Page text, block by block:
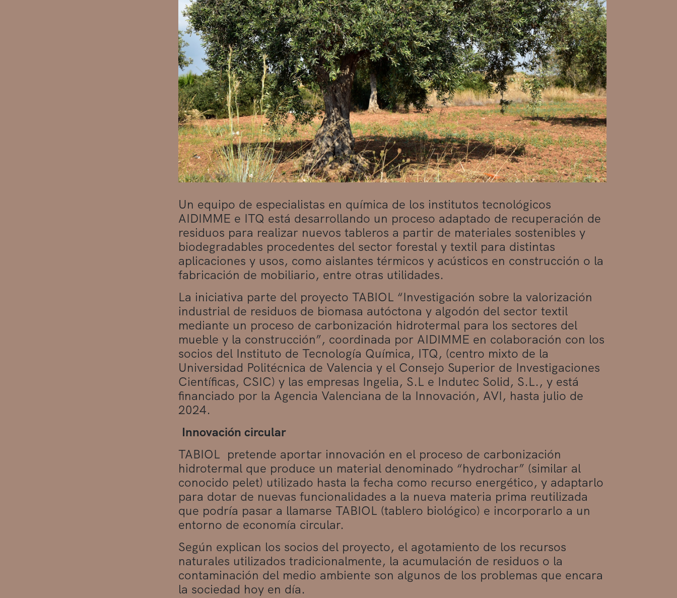
Un equipo de especialistas en química de los institutos tecnológicos
AIDIMME e ITQ está desarrollando un proceso adaptado de recuperación de
residuos para realizar nuevos tableros a partir de materiales sostenibles y
biodegradables procedentes del sector forestal y textil para distintas
aplicaciones y usos, como aislantes térmicos y acústicos en construcción o la
fabricación de mobiliario, entre otras utilidades.
La iniciativa parte del proyecto TABIOL “Investigación sobre la valorización
industrial de residuos de biomasa autóctona y algodón del sector textil
mediante un proceso de carbonización hidrotermal para los sectores del
mueble y la construcción”, coordinada por AIDIMME en colaboración con los
socios del Instituto de Tecnología Química, ITQ, (centro mixto de la
Universidad Politécnica de Valencia y el Consejo Superior de Investigaciones
Científicas, CSIC) y las empresas Ingelia, S.L e Indutec Solid, S.L., y está
financiado por la Agencia Valenciana de la Innovación, AVI, hasta julio de
2024.
Innovación circular
TABIOL pretende aportar innovación en el proceso de carbonización
hidrotermal que produce un material denominado “hydrochar” (similar al
conocido pelet) utilizado hasta la fecha como recurso energético, y adaptarlo
para dotar de nuevas funcionalidades a la nueva materia prima reutilizada
que podría pasar a llamarse TABIOL (tablero biológico) e incorporarlo a un
entorno de economía circular.
Según explican los socios del proyecto, el agotamiento de los recursos
naturales utilizados tradicionalmente, la acumulación de residuos o la
contaminación del medio ambiente son algunos de los problemas que encara
la sociedad hoy en día.